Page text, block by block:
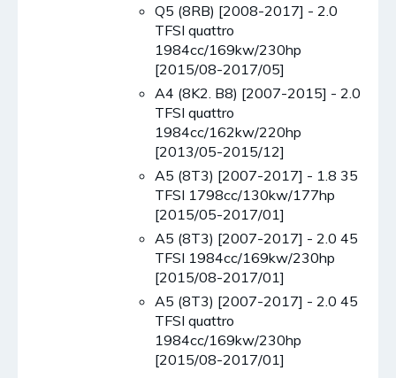
Q5 (8RB) [2008-2017] - 2.0
TFSI quattro
1984cc/169kw/230hp
[2015/08-2017/05]
A4 (8K2. B8) [2007-2015] - 2.0
TFSI quattro
1984cc/162kw/220hp
[2013/05-2015/12]
A5 (8T3) [2007-2017] - 1.8 35
TFSI 1798cc/130kw/177hp
[2015/05-2017/01]
A5 (8T3) [2007-2017] - 2.0 45
TFSI 1984cc/169kw/230hp
[2015/08-2017/01]
A5 (8T3) [2007-2017] - 2.0 45
TFSI quattro
1984cc/169kw/230hp
[2015/08-2017/01]